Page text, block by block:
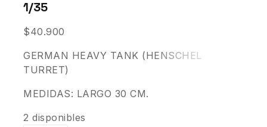
1/35
$40.900
GERMAN HEAVY TANK (HENSCHEL
TURRET)
MEDIDAS: LARGO 30 CM.
2 disponibles